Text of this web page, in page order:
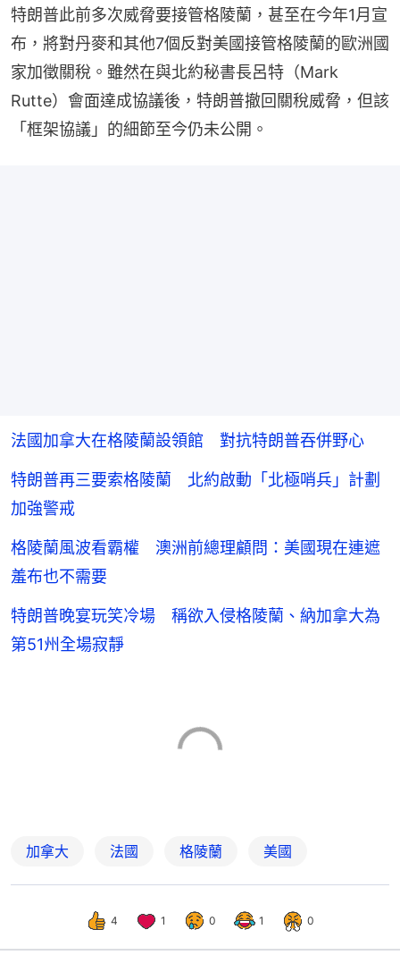
特朗普此前多次威脅要接管格陵蘭，甚至在今年1月宣
布，將對丹麥和其他7個反對美國接管格陵蘭的歐洲國
家加徵關稅。雖然在與北約秘書長呂特（Mark
Rutte）會面達成協議後，特朗普撤回關稅威脅，但該
「框架協議」的細節至今仍未公開。
法國加拿大在格陵蘭設領館 對抗特朗普吞併野心
特朗普再三要索格陵蘭 北約啟動「北極哨兵」計劃
加強警戒
格陵蘭風波看霸權 澳洲前總理顧問：美國現在連遮
羞布也不需要
特朗普晚宴玩笑冷場 稱欲入侵格陵蘭、納加拿大為
第51州全場寂靜
加拿大 法國 格陵蘭 美國
4 1 0 1 0